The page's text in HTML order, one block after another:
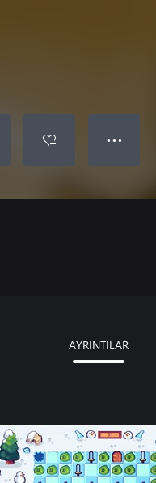
● ● ●
AYRINTILAR